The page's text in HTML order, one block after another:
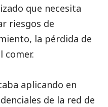
que necesita
riesgos de
la pérdida de
comer.
aplicando en
de la red de